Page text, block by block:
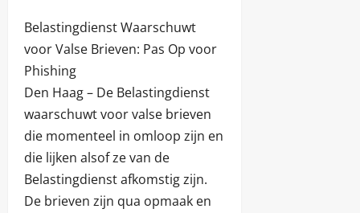
Belastingdienst Waarschuwt
voor Valse Brieven: Pas Op voor
Phishing
Den Haag – De Belastingdienst
waarschuwt voor valse brieven
die momenteel in omloop zijn en
die lijken alsof ze van de
Belastingdienst afkomstig zijn.
De brieven zijn qua opmaak en